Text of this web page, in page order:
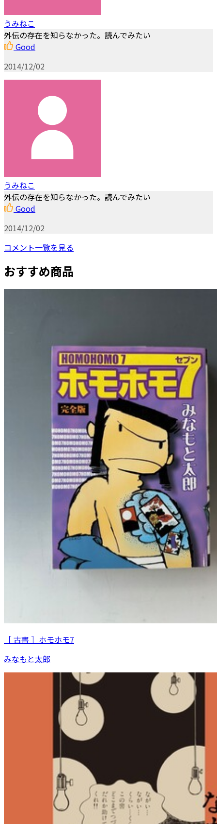
うみねこ
外伝の存在を知らなかった。読んでみたい
Good
2014/12/02
うみねこ
外伝の存在を知らなかった。読んでみたい
Good
2014/12/02
コメント一覧を見る
おすすめ商品
［ 古書 ］ホモホモ7
みなもと太郎